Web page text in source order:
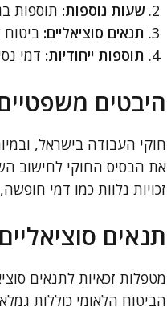
שעות נוספות: תוספות
תנאים סוציאליים: ביטוח
תוספות ייחודיות: דמי
היבטים
חוקי העבודה בישראל,
את הבסיס החוקי לחישוב
זכויות נלוות כמו דמי
תנאים סוציאליים
מטפלות זכאיות לתנאים
הביטוח הלאומי כוללות